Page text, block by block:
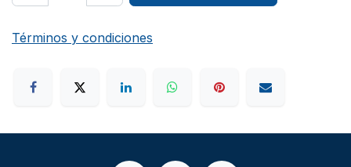
Términos y condiciones